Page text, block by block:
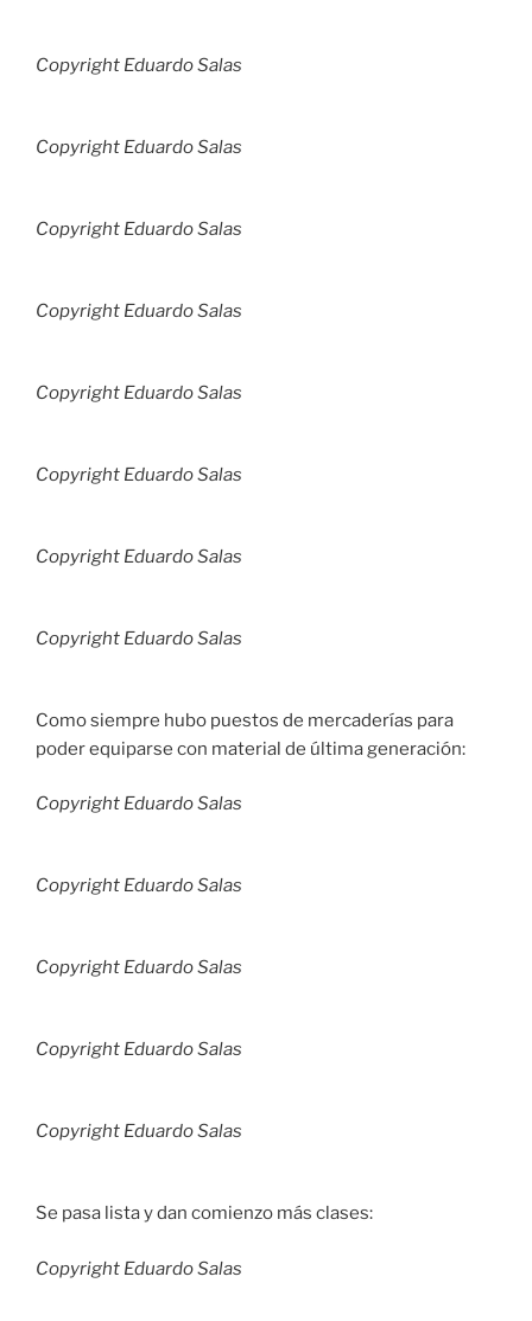
Copyright Eduardo Salas
Copyright Eduardo Salas
Copyright Eduardo Salas
Copyright Eduardo Salas
Copyright Eduardo Salas
Copyright Eduardo Salas
Copyright Eduardo Salas
Copyright Eduardo Salas
Como siempre hubo puestos de mercaderías para
poder equiparse con material de última generación:
Copyright Eduardo Salas
Copyright Eduardo Salas
Copyright Eduardo Salas
Copyright Eduardo Salas
Copyright Eduardo Salas
Se pasa lista y dan comienzo más clases:
Copyright Eduardo Salas